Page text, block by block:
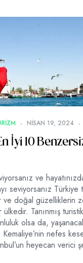
NISAN 19, 2024
İyi 10
ve
seviyorsanız
doğal güzelliklerin
Tanınmış
olsa da,
nefes
heyecan verici